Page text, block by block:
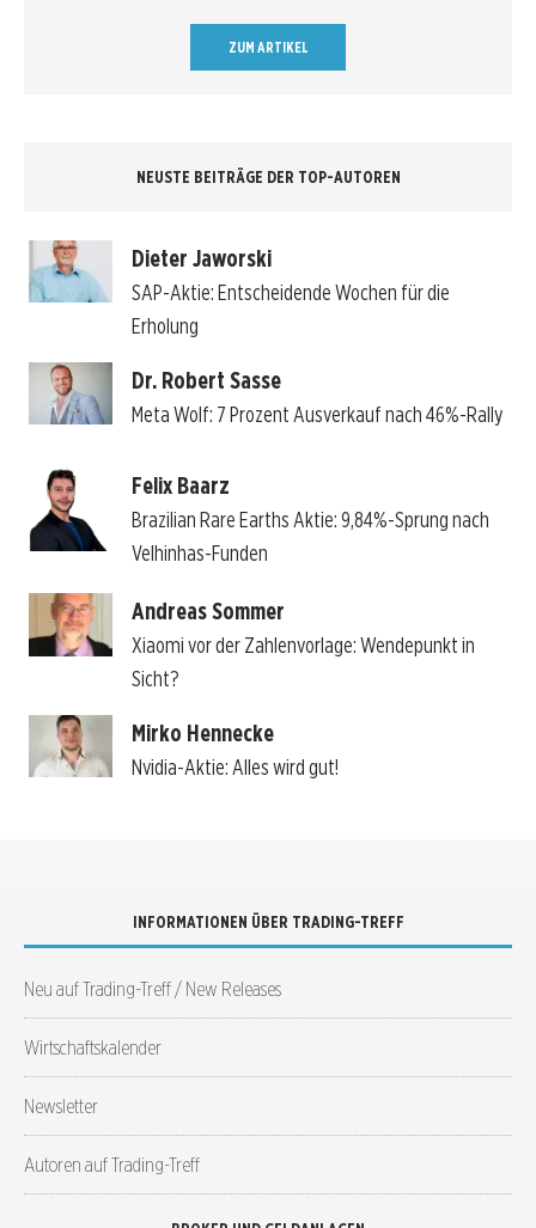
ZUM ARTIKEL
NEUSTE BEITRÄGE DER TOP-AUTOREN
Dieter Jaworski
SAP-Aktie: Entscheidende Wochen für die
Erholung
Dr. Robert Sasse
Meta Wolf: 7 Prozent Ausverkauf nach 46%-Rally
Felix Baarz
Brazilian Rare Earths Aktie: 9,84%-Sprung nach
Velhinhas-Funden
Andreas Sommer
Xiaomi vor der Zahlenvorlage: Wendepunkt in
Sicht?
Mirko Hennecke
Nvidia-Aktie: Alles wird gut!
INFORMATIONEN ÜBER TRADING-TREFF
Neu auf Trading-Treff / New Releases
Wirtschaftskalender
Newsletter
Autoren auf Trading-Treff